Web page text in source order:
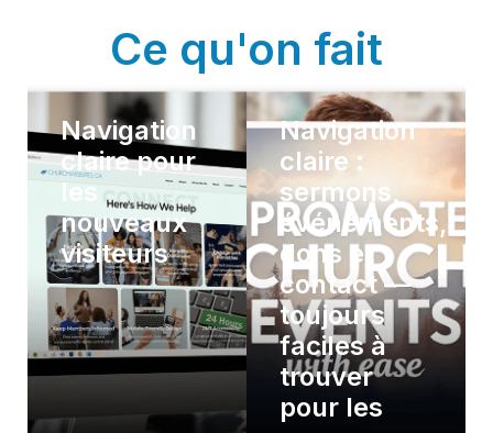
Ce qu'on fait
Navigation
claire pour
les
nouveaux
visiteurs
Navigation
claire :
sermons,
événements,
dons et
contact —
toujours
faciles à
trouver
pour les